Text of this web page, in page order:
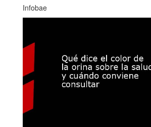
Infobae